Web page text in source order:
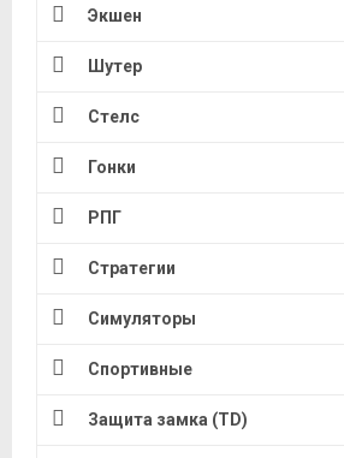
Экшен
Шутер
Стелс
Гонки
РПГ
Стратегии
Симуляторы
Спортивные
Защита замка (TD)